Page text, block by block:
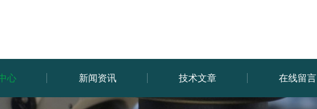
心 新闻资讯 技术文章 在线留言